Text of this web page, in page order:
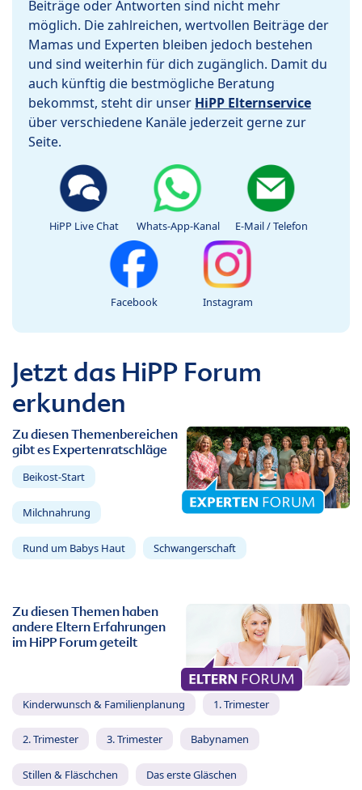
Beiträge oder Antworten sind nicht mehr
möglich. Die zahlreichen, wertvollen Beiträge der
Mamas und Experten bleiben jedoch bestehen
und sind weiterhin für dich zugänglich. Damit du
auch künftig die bestmögliche Beratung
bekommst, steht dir unser HiPP Elternservice
über verschiedene Kanäle jederzeit gerne zur
Seite.
HiPP Live Chat Whats-App-Kanal E-Mail / Telefon
Facebook Instagram
Jetzt das HiPP Forum
erkunden
Zu diesen Themenbereichen
gibt es Expertenratschläge
Beikost-Start
Milchnahrung
Rund um Babys Haut Schwangerschaft
Zu diesen Themen haben
andere Eltern Erfahrungen
im HiPP Forum geteilt
Kinderwunsch & Familienplanung 1. Trimester
2. Trimester 3. Trimester Babynamen
Stillen & Fläschchen Das erste Gläschen